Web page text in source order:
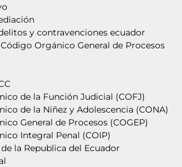
y contravenciones ecuador
Orgánico General de Procesos
de la Función Judicial (COFJ)
de la Niñez y Adolescencia (CONA)
General de Procesos (COGEP)
Integral Penal (COIP)
la Republica del Ecuador